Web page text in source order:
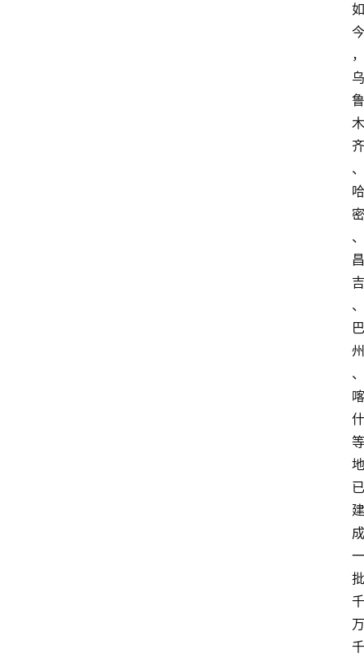
如
今
，
乌
鲁
木
齐
、
哈
密
、
昌
吉
、
巴
州
、
喀
什
等
地
已
建
成
一
批
千
万
千